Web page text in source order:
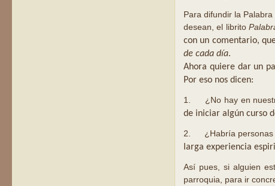
Para difundir la
desean, el librito
con un comentario,
de cada día.
Ahora quiere dar un
Por eso nos dicen:
1. ¿No hay en
de iniciar algún curso
2. ¿Habría personas
larga experiencia
Así pues, si alguien
parroquia, para ir